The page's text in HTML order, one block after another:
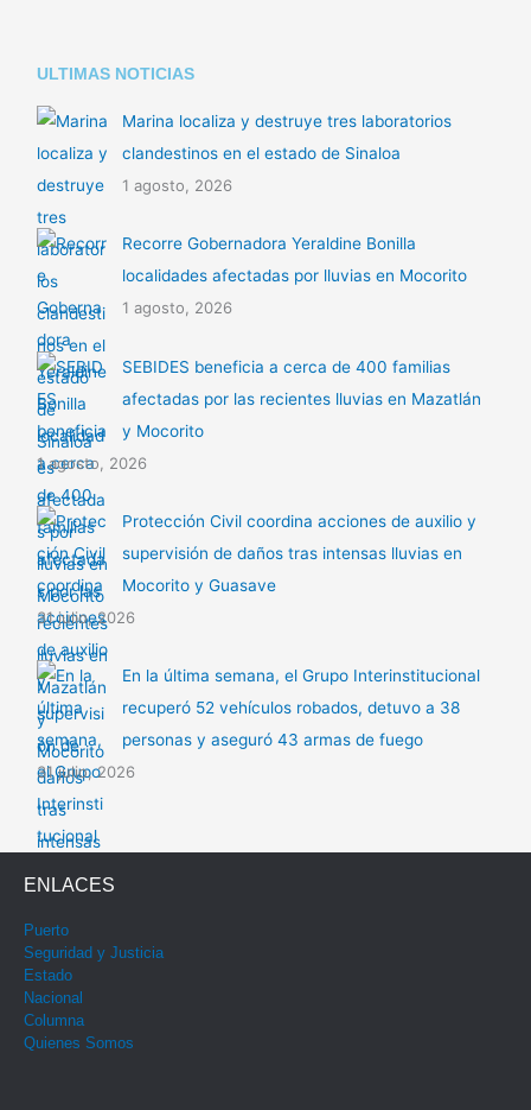
ULTIMAS NOTICIAS
Marina localiza y destruye tres laboratorios
clandestinos en el estado de Sinaloa
1 agosto, 2026
Recorre Gobernadora Yeraldine Bonilla
localidades afectadas por lluvias en Mocorito
1 agosto, 2026
SEBIDES beneficia a cerca de 400 familias
afectadas por las recientes lluvias en Mazatlán
y Mocorito
1 agosto, 2026
Protección Civil coordina acciones de auxilio y
supervisión de daños tras intensas lluvias en
Mocorito y Guasave
31 julio, 2026
En la última semana, el Grupo Interinstitucional
recuperó 52 vehículos robados, detuvo a 38
personas y aseguró 43 armas de fuego
31 julio, 2026
ENLACES
Puerto
Seguridad y Justicia
Estado
Nacional
Columna
Quienes Somos